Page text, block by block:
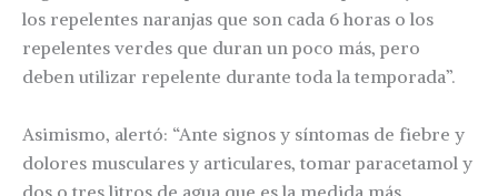
los repelentes naranjas que son cada 6 horas o los
repelentes verdes que duran un poco más, pero
deben utilizar repelente durante toda la temporada”.
Asimismo, alertó: “Ante signos y síntomas de fiebre y
dolores musculares y articulares, tomar paracetamol y